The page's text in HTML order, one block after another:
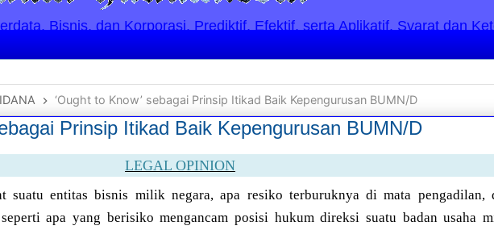
Bisnis, dan Korporasi. Prediktif, Efektif, serta Aplikatif. Syarat dan
‘Ought to Know’ sebagai Prinsip Itikad Baik Kepengurusan BUMN/D
Prinsip Itikad Baik Kepengurusan BUMN/D
LEGAL OPINION
suatu entitas bisnis milik negara, apa resiko terburuknya di mata pengadilan,
apa yang berisiko mengancam posisi hukum direksi suatu badan usaha